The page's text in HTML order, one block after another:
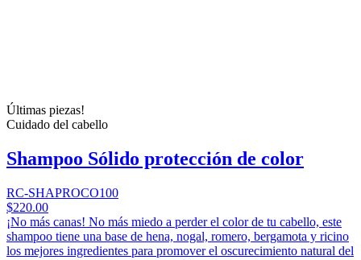
Últimas piezas!
Cuidado del cabello
Shampoo Sólido protección de color
RC-SHAPROCO100
$220.00
¡No más canas! No más miedo a perder el color de tu cabello, este
shampoo tiene una base de hena, nogal, romero, bergamota y ricino
los mejores ingredientes para promover el oscurecimiento natural del